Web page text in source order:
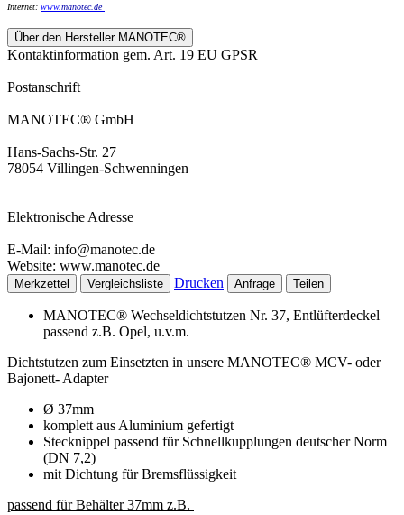
Internet: www.manotec.de
Über den Hersteller MANOTEC®
Kontaktinformation gem. Art. 19 EU GPSR
Postanschrift
MANOTEC® GmbH
Hans-Sachs-Str. 27
78054 Villingen-Schwenningen
Elektronische Adresse
E-Mail: info@manotec.de
Website: www.manotec.de
Merkzettel Vergleichsliste Drucken Anfrage Teilen
MANOTEC® Wechseldichtstutzen Nr. 37, Entlüfterdeckel
passend z.B. Opel, u.v.m.
Dichtstutzen zum Einsetzten in unsere MANOTEC® MCV- oder
Bajonett- Adapter
Ø 37mm
komplett aus Aluminium gefertigt
Stecknippel passend für Schnellkupplungen deutscher Norm
(DN 7,2)
mit Dichtung für Bremsflüssigkeit
passend für Behälter 37mm z.B.